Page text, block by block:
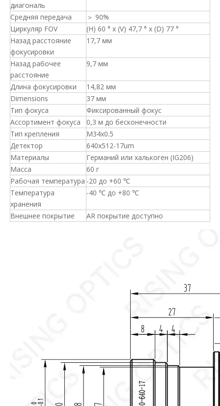
диагональ
Средняя передача
＞ 90%
Циркуляр FOV
(H) 60 ° x (V) 47,7 ° x (D) 77 °
Назад расстояние
фокусировки
17,7 мм
Назад рабочее
расстояние
9,7 мм
Длина фокусировки
14,82 мм
Dimensions
37 мм
Тип фокуса
Фиксированный фокус
Ассортимент фокуса
0,3 м до бесконечности
Тип крепления
M34x0.5
Детектор
640x512-17um
Материалы
Германий или халькоген (IG206)
Масса
60 г
Рабочая температура -20 до +60 ℃
Температура
хранения
-40 ℃ до +80 ℃
Внешнее покрытие AR покрытие доступно